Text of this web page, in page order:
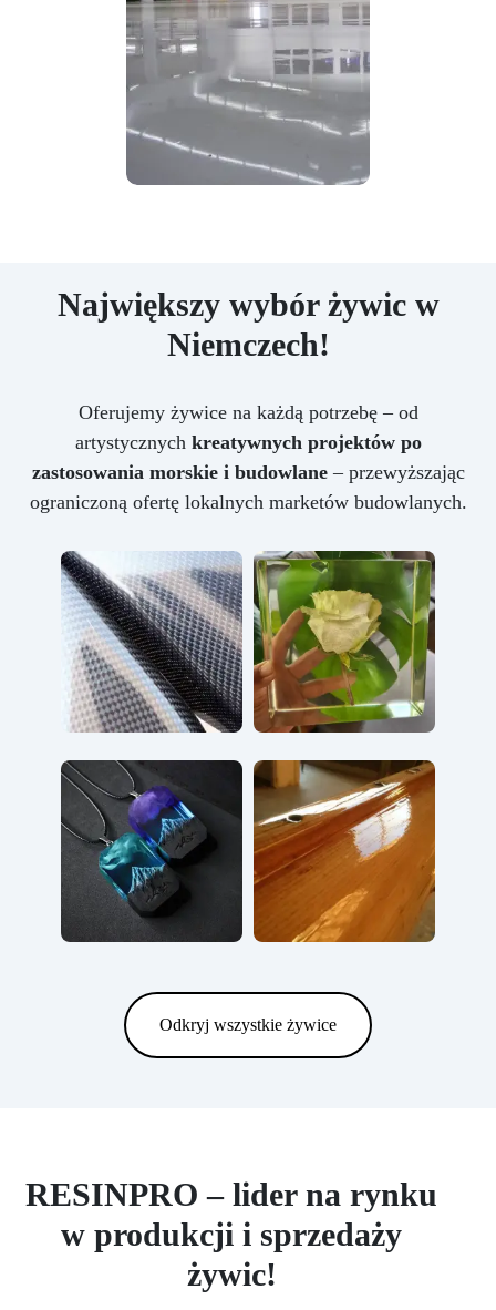
Największy wybór żywic w
Niemczech!
Oferujemy żywice na każdą potrzebę – od
artystycznych kreatywnych projektów po
zastosowania morskie i budowlane– przewyższając
ograniczoną ofertę lokalnych marketów budowlanych.
Odkryj wszystkie żywice
RESINPRO – lider na rynku
w produkcji i sprzedaży
żywic!